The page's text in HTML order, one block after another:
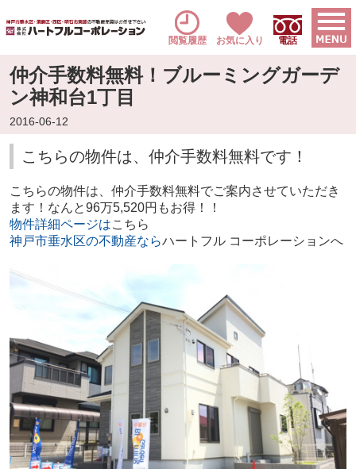
閲覧履歴 お気に入り 電話
仲介手数料無料！ブルーミングガーデ
ン神和台1丁目
2016-06-12
こちらの物件は、仲介手数料無料です！
こちらの物件は、仲介手数料無料でご案内させていただき
ます！なんと96万5,520円もお得！！
物件詳細ページはこちら
神戸市垂水区の不動産ならハートフル コーポレーションへ